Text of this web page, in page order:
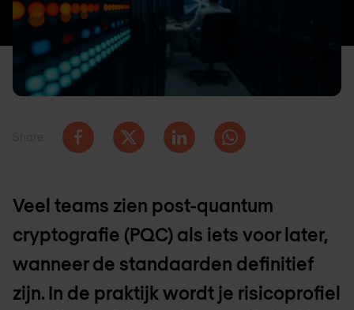
Veel teams zien post-quantum
cryptografie (PQC) als iets voor later,
wanneer de standaarden definitief
zijn. In de praktijk wordt je risicoprofiel